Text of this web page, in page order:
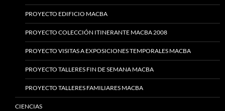
PROYECTO EDIFICIO MACBA
PROYECTO COLECCIÓN ITINERANTE MACBA 2008
PROYECTO VISITAS A EXPOSICIONES TEMPORALES MACBA
PROYECTO TALLERES FIN DE SEMANA MACBA
PROYECTO TALLERES FAMILIARES MACBA
CIENCIAS